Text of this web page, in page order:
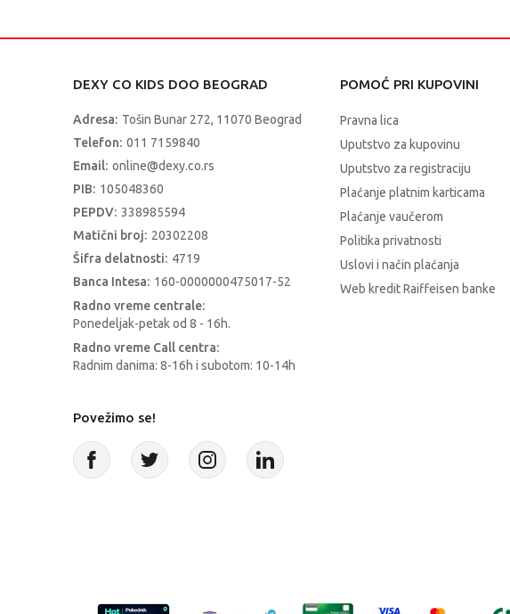
DEXY CO KIDS DOO BEOGRAD
Adresa: Tošin Bunar 272, 11070 Beograd
Telefon: 011 7159840
Email: online@dexy.co.rs
PIB: 105048360
PEPDV: 338985594
Matični broj: 20302208
Šifra delatnosti: 4719
Banca Intesa: 160-0000000475017-52
Radno vreme centrale:
Ponedeljak-petak od 8 - 16h.
Radno vreme Call centra:
Radnim danima: 8-16h i subotom: 10-14h
POMOĆ PRI KUPOVINI
Pravna lica
Uputstvo za kupovinu
Uputstvo za registraciju
Plaćanje platnim karticama
Plaćanje vaučerom
Politika privatnosti
Uslovi i način plaćanja
Web kredit Raiffeisen banke
Povežimo se!